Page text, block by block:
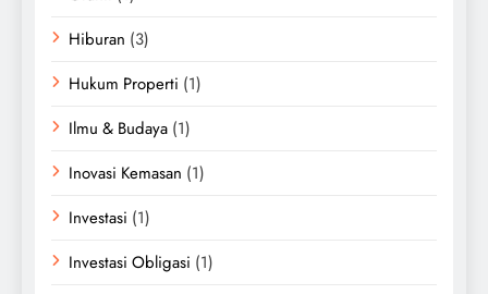
Hiburan (3)
Hukum Properti (1)
Ilmu & Budaya (1)
Inovasi Kemasan (1)
Investasi (1)
Investasi Obligasi (1)